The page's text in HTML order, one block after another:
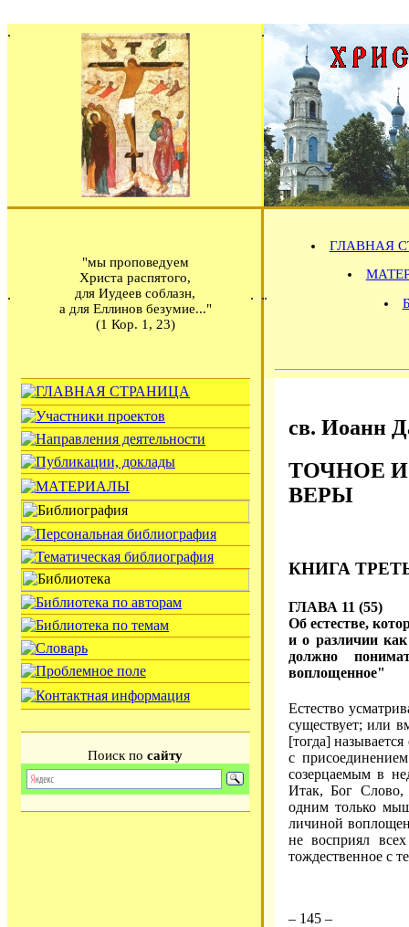
"мы проповедуем
Христа распятого,
для Иудеев соблазн,
а для Еллинов безумие..."
(1 Кор. 1, 23)
ГЛАВНАЯ
Поиск по сайту
св. Иоанн
ТОЧНОЕ
ВЕРЫ
КНИГА
ГЛАВА 11 (55)
Об естестве,
и о различии
должно
воплощенное"
Естество
существует; или
[тогда]
с
созерцаемым в
Итак, Бог Слово,
одним только
личиной
не восприял
тождественное с
– 145 –